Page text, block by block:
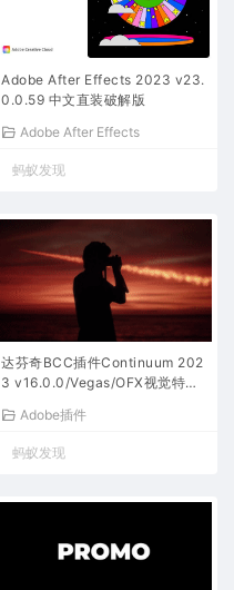
Adobe After Effects 2023 v23.
0.0.59 中文直装破解版
Adobe After Effects
蚂蚁发现
达芬奇BCC插件Continuum 202
3 v16.0.0/Vegas/OFX视觉特效
Adobe插件
蚂蚁发现